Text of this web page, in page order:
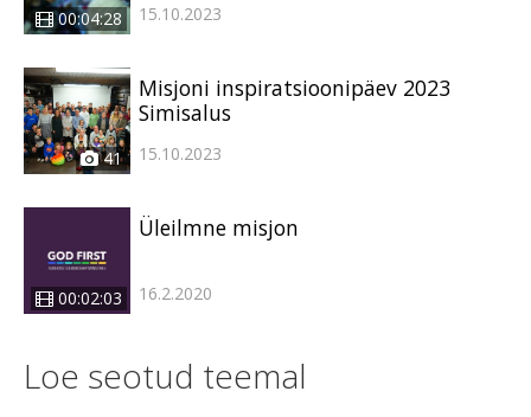
00:04:28 15.10.2023
41
Misjoni inspiratsioonipäev 2023
Simisalus
15.10.2023
00:02:03
Üleilmne misjon
16.2.2020
Loe seotud teemal